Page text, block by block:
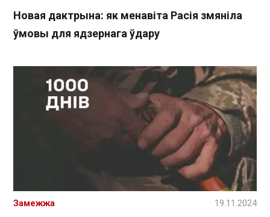
Новая дактрына: як менавіта Расія змяніла
ўмовы для ядзернага ўдару
Замежжа 19.11.2024